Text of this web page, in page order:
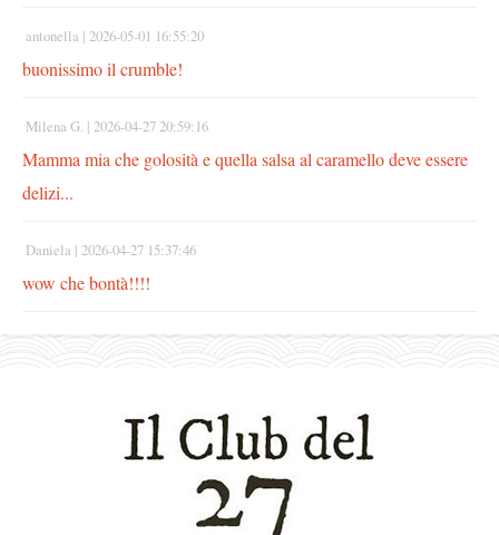
antonella | 2026-05-01 16:55:20
buonissimo il crumble!
Milena G. | 2026-04-27 20:59:16
Mamma mia che golosità e quella salsa al caramello deve essere
delizi...
Daniela | 2026-04-27 15:37:46
wow che bontà!!!!